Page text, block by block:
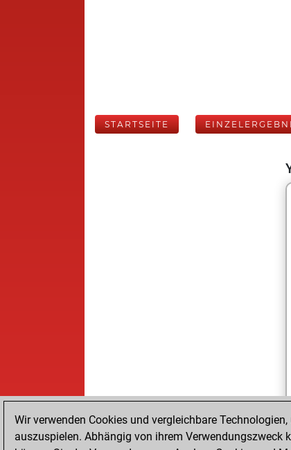
STARTSEITE
Wir verwenden Cookies und vergleichbare
auszuspielen. Abhängig von ihrem Verwendungszweck